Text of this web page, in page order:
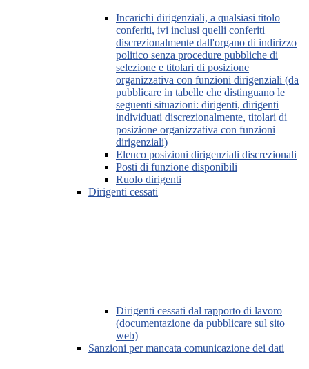
Incarichi dirigenziali, a qualsiasi titolo
conferiti, ivi inclusi quelli conferiti
discrezionalmente dall'organo di indirizzo
politico senza procedure pubbliche di
selezione e titolari di posizione
organizzativa con funzioni dirigenziali (da
pubblicare in tabelle che distinguano le
seguenti situazioni: dirigenti, dirigenti
individuati discrezionalmente, titolari di
posizione organizzativa con funzioni
dirigenziali)
Elenco posizioni dirigenziali discrezionali
Posti di funzione disponibili
Ruolo dirigenti
Dirigenti cessati
Dirigenti cessati dal rapporto di lavoro
(documentazione da pubblicare sul sito
web)
Sanzioni per mancata comunicazione dei dati